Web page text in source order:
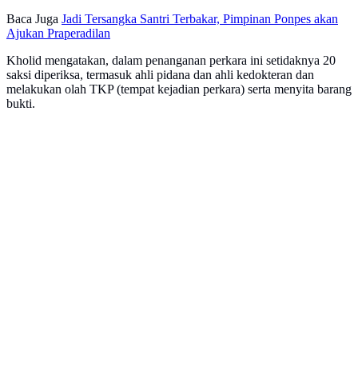
Baca Juga Jadi Tersangka Santri Terbakar, Pimpinan Ponpes akan
Ajukan Praperadilan
Kholid mengatakan, dalam penanganan perkara ini setidaknya 20
saksi diperiksa, termasuk ahli pidana dan ahli kedokteran dan
melakukan olah TKP (tempat kejadian perkara) serta menyita barang
bukti.